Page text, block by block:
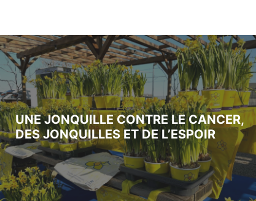
UNE JONQUILLE CONTRE LE CANCER,
DES JONQUILLES ET DE L’ESPOIR